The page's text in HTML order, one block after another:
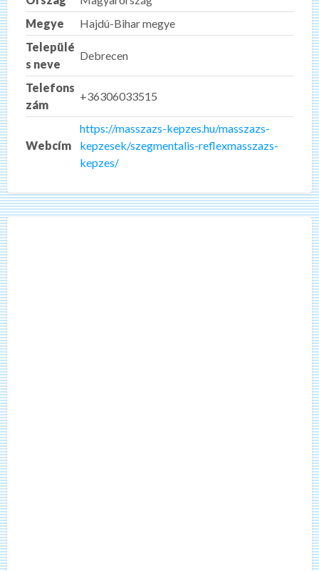
Megye
Hajdú-Bihar megye
Települé
s neve
Debrecen
Telefons
zám
+36306033515
Webcím
https://masszazs-kepzes.hu/masszazs-
kepzesek/szegmentalis-reflexmasszazs-
kepzes/